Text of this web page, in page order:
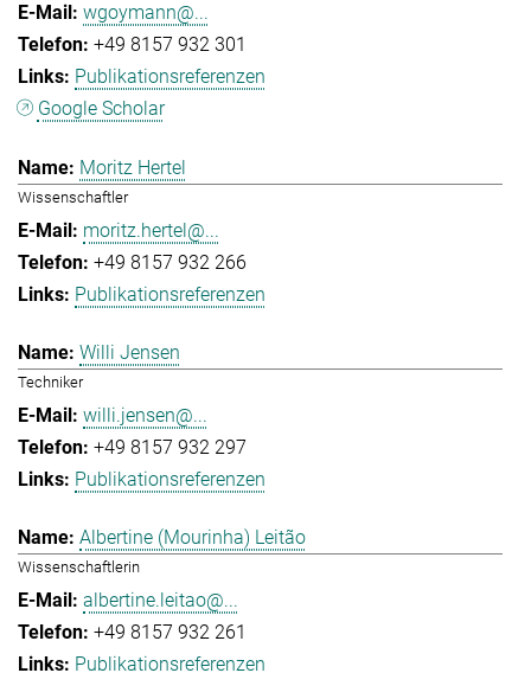
wgoymann@...
+49 8157 932 301
Publikationsreferenzen
Google Scholar
Moritz Hertel
Wissenschaftler
moritz.hertel@...
+49 8157 932 266
Publikationsreferenzen
Willi Jensen
Techniker
willi.jensen@...
+49 8157 932 297
Publikationsreferenzen
Albertine (Mourinha) Leitão
Wissenschaftlerin
albertine.leitao@...
+49 8157 932 261
Publikationsreferenzen